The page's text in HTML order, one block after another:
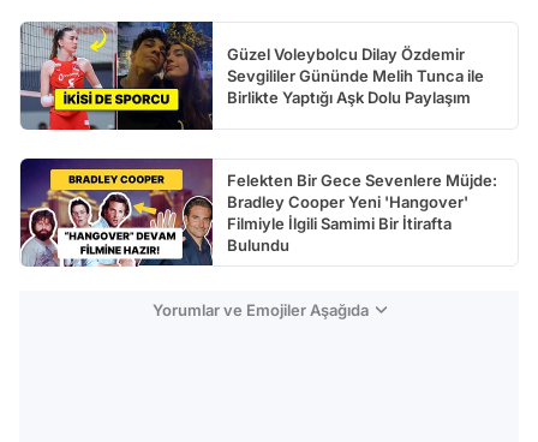
Güzel Voleybolcu Dilay Özdemir
Sevgililer Gününde Melih Tunca ile
Birlikte Yaptığı Aşk Dolu Paylaşım
Felekten Bir Gece Sevenlere Müjde:
Bradley Cooper Yeni 'Hangover'
Filmiyle İlgili Samimi Bir İtirafta
Bulundu
Yorumlar ve Emojiler Aşağıda